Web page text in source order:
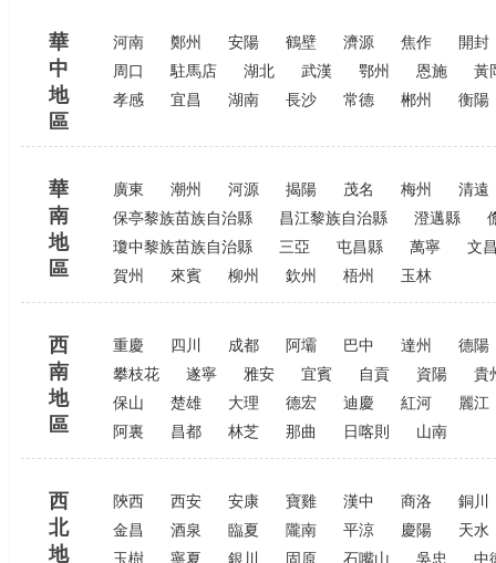
華
中
地
區
河南 鄭州 安陽 鶴壁 濟源 焦作
開封
周口
駐馬店 湖北 武漢 鄂州 恩施
黃
孝感
宜昌 湖南 長沙 常德 郴州 衡陽
華
南
地
區
廣東 潮州 河源 揭陽 茂名 梅州
清遠
保亭黎族苗族自治縣
昌江黎族自治縣 澄邁縣
瓊中黎族苗族自治縣
三亞 屯昌縣 萬寧
文
賀州
來賓 柳州 欽州 梧州 玉林
西
南
地
區
重慶 四川 成都 阿壩 巴中 達州
德陽
攀枝花
遂寧 雅安 宜賓 自貢 資陽
貴
保山
楚雄 大理 德宏 迪慶 紅河
麗江
阿裏
昌都 林芝 那曲 日喀則 山南
西
北
地
陝西 西安 安康 寶雞 漢中 商洛
銅川
金昌
酒泉 臨夏 隴南 平涼 慶陽
天水
玉樹
寧夏 銀川 固原 石嘴山 吳忠 中